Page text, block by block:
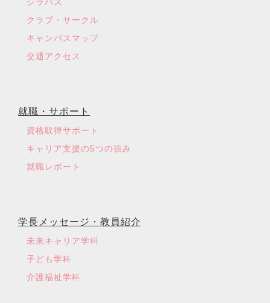
クラブ・サークル
キャンパスマップ
交通アクセス
就職・サポート
資格取得サポート
キャリア支援の5つの強み
就職レポート
学長メッセージ・教員紹介
未来キャリア学科
子ども学科
介護福祉学科